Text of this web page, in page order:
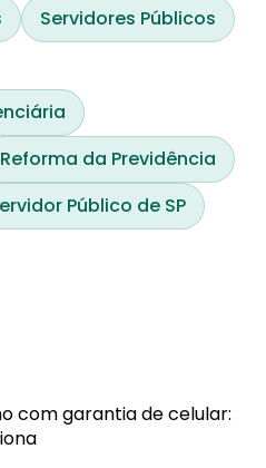
Servidores Públicos
Reforma da Previdência
Público de SP
com garantia de celular: